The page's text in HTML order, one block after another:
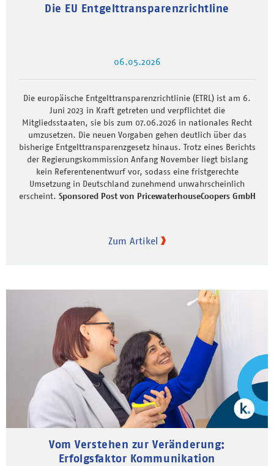
Die EU Entgelttransparenzrichtline
06.05.2026
Die europäische Entgelttransparenzrichtlinie (ETRL) ist am 6.
Juni 2023 in Kraft getreten und verpflichtet die
Mitgliedsstaaten, sie bis zum 07.06.2026 in nationales Recht
umzusetzen. Die neuen Vorgaben gehen deutlich über das
bisherige Entgelttransparenzgesetz hinaus. Trotz eines Berichts
der Regierungskommission Anfang November liegt bislang
kein Referentenentwurf vor, sodass eine fristgerechte
Umsetzung in Deutschland zunehmend unwahrscheinlich
erscheint. Sponsored Post von PricewaterhouseCoopers GmbH
Zum Artikel
Vom Verstehen zur Veränderung:
Erfolgsfaktor Kommunikation